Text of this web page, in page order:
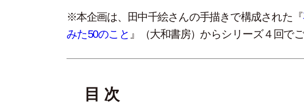
※本企画は、田中千絵さんの手描きで構成された『
みた50のこと 』（大和書房）からシリーズ４回で
目 次